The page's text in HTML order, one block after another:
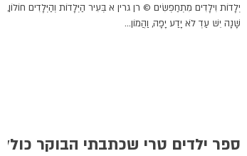
יְלָדוֹת וִילָדִים מִתְחַפְּשִׂים © רן גרין א בְּעִיר הַיְּלָדוֹת וְהַיְּלָדִים חוֹלוֹן, כָּל
שָׁנָה יֵשׁ עַדְ לֹא יָדַע יָפָה, וַהֲמוֹן...
ספר ילדים טרי שכתבתי הבוקר כולל